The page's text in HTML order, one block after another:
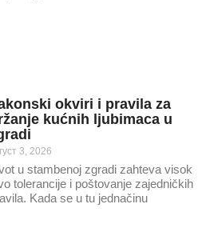
okviri i pravila za
kućnih ljubimaca u
3, 2026
u stambenoj zgradi zahteva visok
tolerancije i poštovanje zajedničkih
Kada se u tu jednačinu